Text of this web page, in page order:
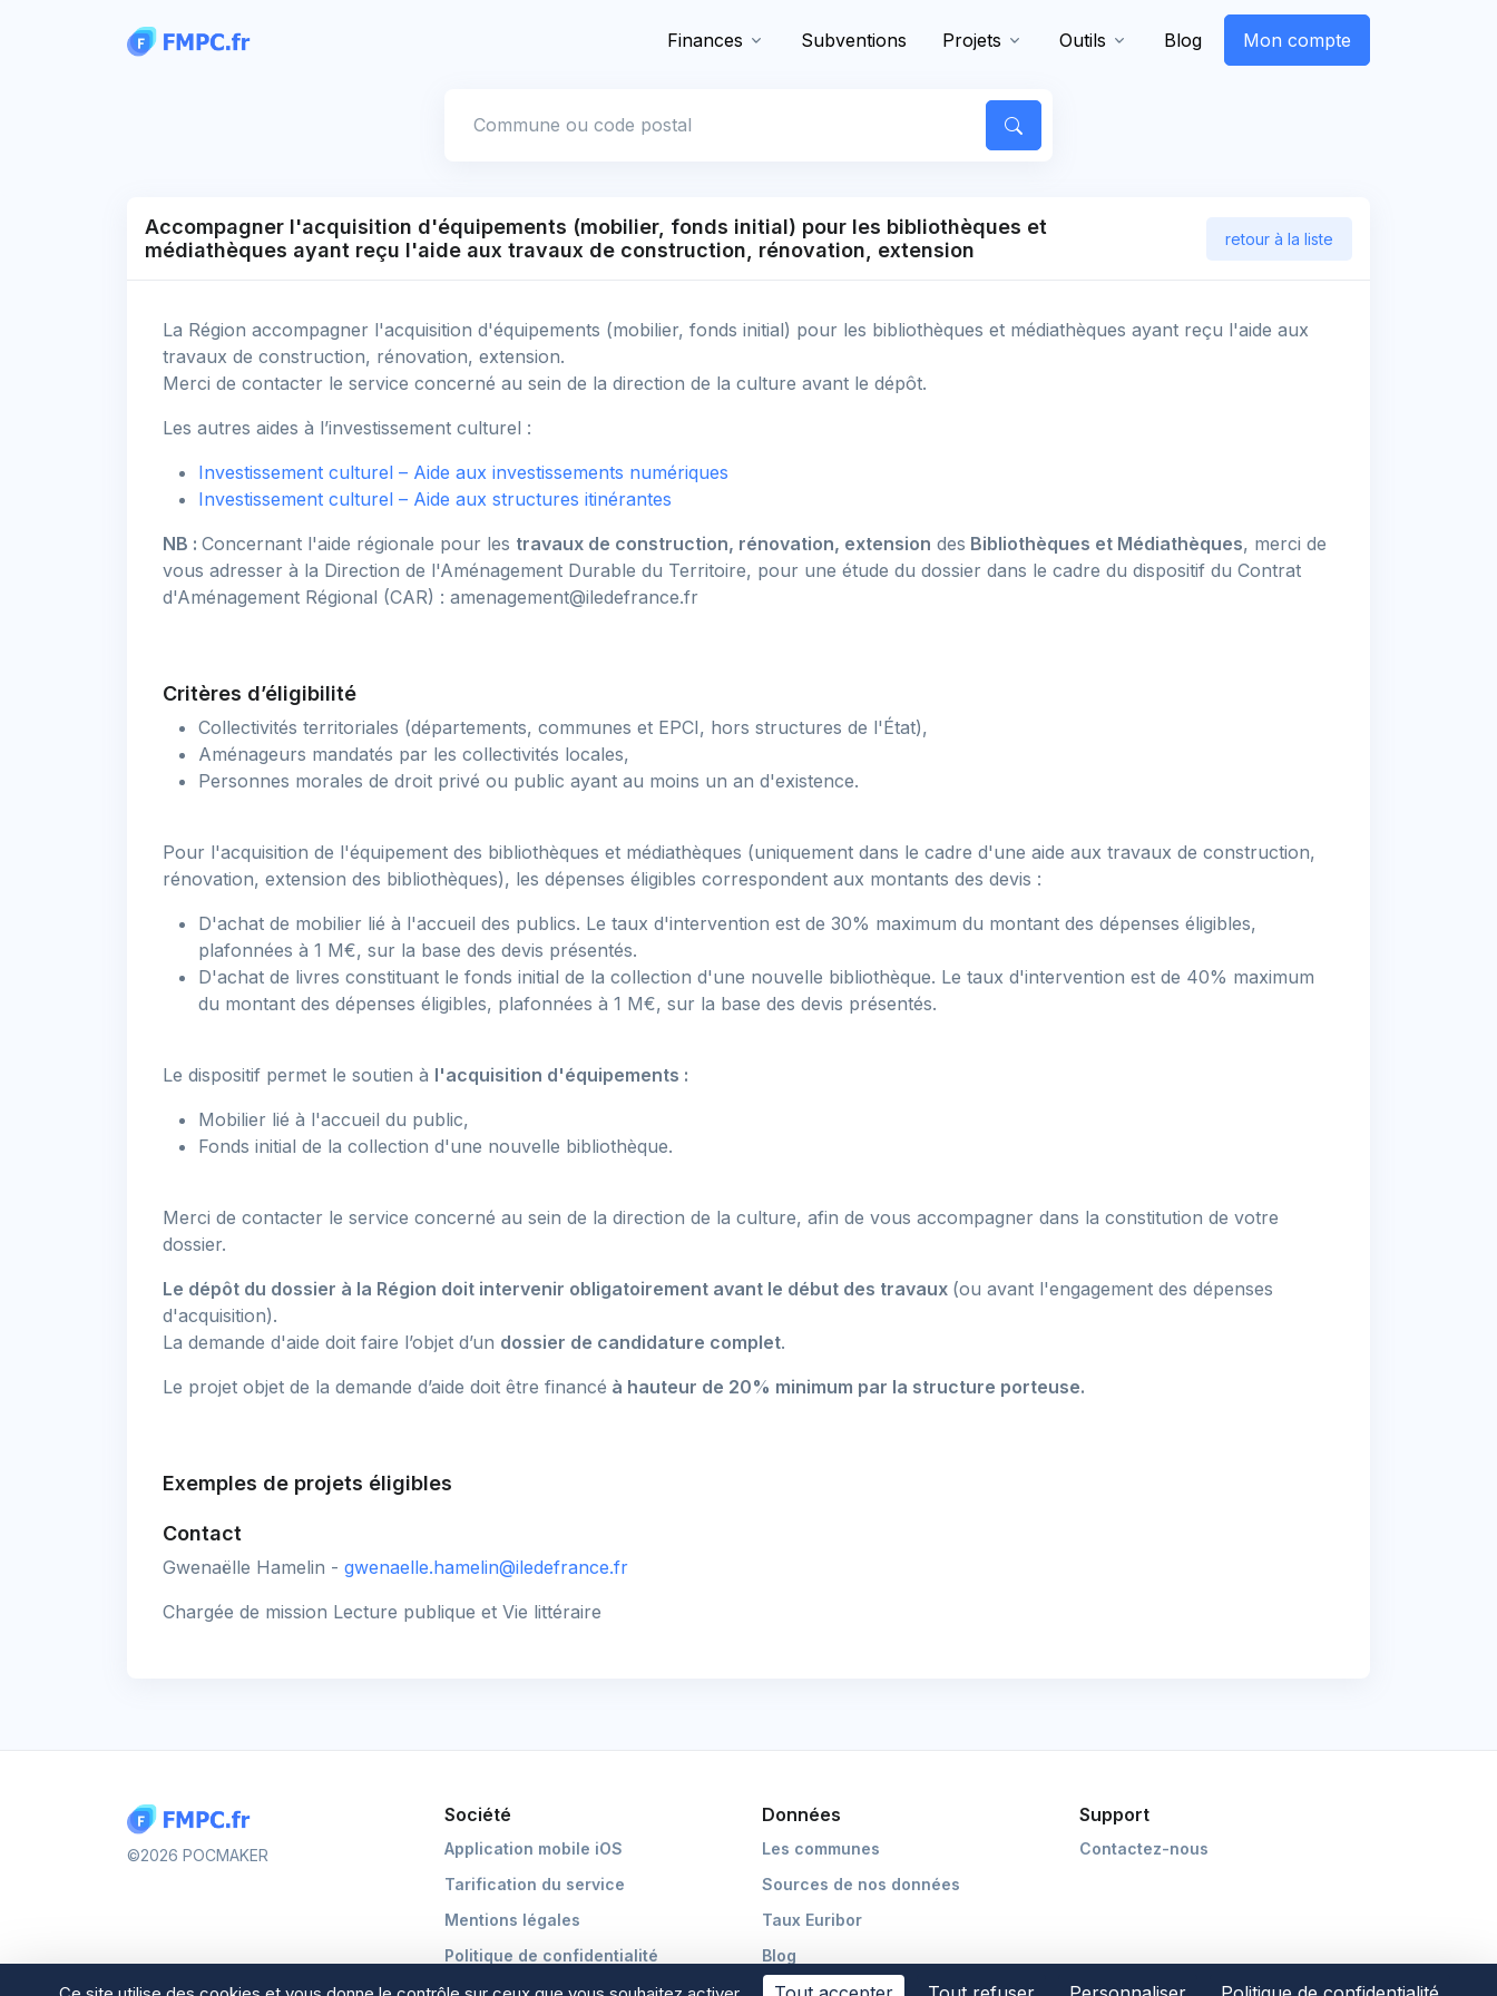
Finances Subventions Projets Outils Blog Mon compte
Accompagner l'acquisition d'équipements (mobilier, fonds initial) pour les bibliothèques et
médiathèques ayant reçu l'aide aux travaux de construction, rénovation, extension
retour à la liste
La Région accompagner l'acquisition d'équipements (mobilier, fonds initial) pour les bibliothèques et médiathèques ayant reçu l'aide aux
travaux de construction, rénovation, extension.
Merci de contacter le service concerné au sein de la direction de la culture avant le dépôt.
Les autres aides à l’investissement culturel :
Investissement culturel – Aide aux investissements numériques
Investissement culturel – Aide aux structures itinérantes
NB : Concernant l'aide régionale pour les travaux de construction, rénovation, extension des Bibliothèques et Médiathèques, merci de
vous adresser à la Direction de l'Aménagement Durable du Territoire, pour une étude du dossier dans le cadre du dispositif du Contrat
d'Aménagement Régional (CAR) : amenagement@iledefrance.fr
Critères d’éligibilité
Collectivités territoriales (départements, communes et EPCI, hors structures de l'État),
Aménageurs mandatés par les collectivités locales,
Personnes morales de droit privé ou public ayant au moins un an d'existence.
Pour l'acquisition de l'équipement des bibliothèques et médiathèques (uniquement dans le cadre d'une aide aux travaux de construction,
rénovation, extension des bibliothèques), les dépenses éligibles correspondent aux montants des devis :
D'achat de mobilier lié à l'accueil des publics. Le taux d'intervention est de 30% maximum du montant des dépenses éligibles,
plafonnées à 1 M€, sur la base des devis présentés.
D'achat de livres constituant le fonds initial de la collection d'une nouvelle bibliothèque. Le taux d'intervention est de 40% maximum
du montant des dépenses éligibles, plafonnées à 1 M€, sur la base des devis présentés.
Le dispositif permet le soutien à l'acquisition d'équipements :
Mobilier lié à l'accueil du public,
Fonds initial de la collection d'une nouvelle bibliothèque.
Merci de contacter le service concerné au sein de la direction de la culture, afin de vous accompagner dans la constitution de votre
dossier.
Le dépôt du dossier à la Région doit intervenir obligatoirement avant le début des travaux (ou avant l'engagement des dépenses
d'acquisition).
La demande d'aide doit faire l’objet d’un dossier de candidature complet.
Le projet objet de la demande d’aide doit être financé à hauteur de 20% minimum par la structure porteuse.
Exemples de projets éligibles
Contact
Gwenaëlle Hamelin - gwenaelle.hamelin@iledefrance.fr
Chargée de mission Lecture publique et Vie littéraire
Société
Application mobile iOS
Tarification du service
Mentions légales
Politique de confidentialité
Données
Les communes
Sources de nos données
Taux Euribor
Blog
Support
Contactez-nous
©2026 POCMAKER